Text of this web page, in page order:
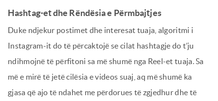
Hashtag-et dhe Rëndësia e Përmbajtjes
Duke ndjekur postimet dhe interesat tuaja, algoritmi i
Instagram-it do të përcaktojë se cilat hashtagje do t’ju
ndihmojnë të përfitoni sa më shumë nga Reel-et tuaja. Sa
më e mirë të jetë cilësia e videos suaj, aq më shumë ka
gjasa që ajo të ndahet me përdorues të zgjedhur dhe të